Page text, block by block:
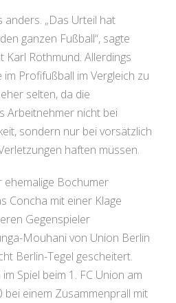
anders. „Das Urteil hat
ganzen Fußball“, sagte
Karl Rothmund. Allerdings
Profifußball im Vergleich zu
selten, da die
Arbeitnehmer nicht bei
sondern nur bei vorsätzlich
haften müssen.
ehemalige Bochumer
Concha mit einer Klage
Gegenspieler
Mouhani von Union Berlin
Berlin-Tegel gescheitert.
Spiel beim 1. FC Union am
bei einem Zusammenprall mit